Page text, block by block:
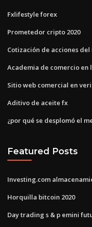
Fxlifestyle forex
Prometedor cripto 2020
Cotización de acciones del
Academia de comercio en
Sitio web comercial en
Aditivo de aceite fx
¿por qué se desplomó el
Featured Posts
Investing.com
Horquilla bitcoin 2020
Day trading s & p emini